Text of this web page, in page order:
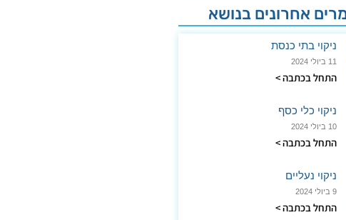
אחרונים בנושא
ניקוי בתי כנסת
11 ביולי 2024
התחל בכתבה >
ניקוי כלי כסף
10 ביולי 2024
התחל בכתבה >
ניקוי נעליים
9 ביולי 2024
התחל בכתבה >